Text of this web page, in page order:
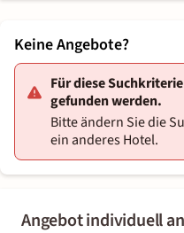
Angebot individuell
Keine Angebote?
Für diese
gefunden werden.
Bitte ändern Sie die
ein anderes Hotel.